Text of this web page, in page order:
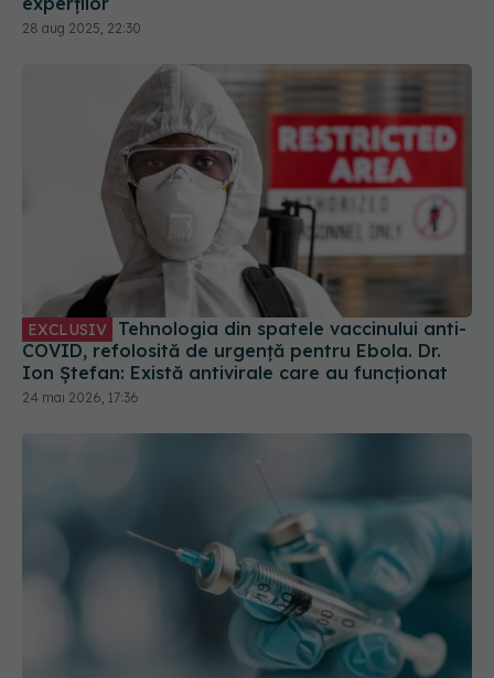
COVID, refolosită de urgență pentru Ebola. Dr.
Ion Ștefan: Există antivirale care au funcționat
24 mai 2026, 17:36
Detaliul important pe care trebuie să îl știi despre
vaccinul anti-gripal și anti-COVID